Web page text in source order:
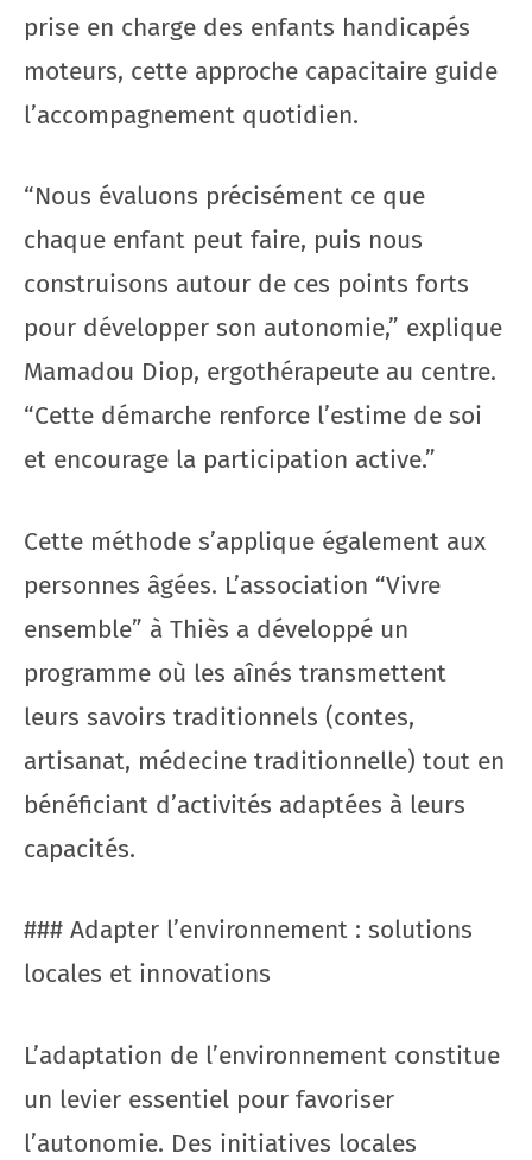
prise en charge des enfants handicapés
moteurs, cette approche capacitaire guide
l’accompagnement quotidien.
“Nous évaluons précisément ce que
chaque enfant peut faire, puis nous
construisons autour de ces points forts
pour développer son autonomie,” explique
Mamadou Diop, ergothérapeute au centre.
“Cette démarche renforce l’estime de soi
et encourage la participation active.”
Cette méthode s’applique également aux
personnes âgées. L’association “Vivre
ensemble” à Thiès a développé un
programme où les aînés transmettent
leurs savoirs traditionnels (contes,
artisanat, médecine traditionnelle) tout en
bénéficiant d’activités adaptées à leurs
capacités.
### Adapter l’environnement : solutions
locales et innovations
L’adaptation de l’environnement constitue
un levier essentiel pour favoriser
l’autonomie. Des initiatives locales